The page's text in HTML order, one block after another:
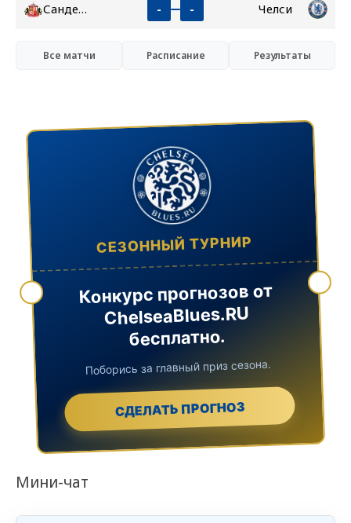
Сандерленд - - Челси
Все матчи Расписание Результаты
СЕЗОННЫЙ ТУРНИР
Конкурс прогнозов от
ChelseaBlues.RU
бесплатно.
Поборись за главный приз сезона.
СДЕЛАТЬ ПРОГНОЗ
Мини-чат